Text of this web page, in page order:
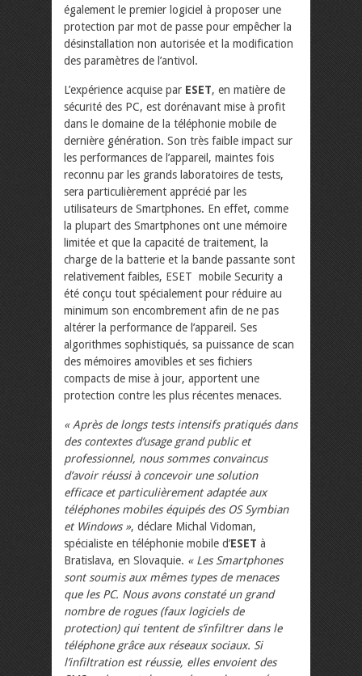
également le premier logiciel à proposer une
protection par mot de passe pour empêcher la
désinstallation non autorisée et la modification
des paramètres de l’antivol.
L’expérience acquise par ESET, en matière de
sécurité des PC, est dorénavant mise à profit
dans le domaine de la téléphonie mobile de
dernière génération. Son très faible impact sur
les performances de l’appareil, maintes fois
reconnu par les grands laboratoires de tests,
sera particulièrement apprécié par les
utilisateurs de Smartphones. En effet, comme
la plupart des Smartphones ont une mémoire
limitée et que la capacité de traitement, la
charge de la batterie et la bande passante sont
relativement faibles, ESET mobile Security a
été conçu tout spécialement pour réduire au
minimum son encombrement afin de ne pas
altérer la performance de l’appareil. Ses
algorithmes sophistiqués, sa puissance de scan
des mémoires amovibles et ses fichiers
compacts de mise à jour, apportent une
protection contre les plus récentes menaces.
« Après de longs tests intensifs pratiqués dans
des contextes d’usage grand public et
professionnel, nous sommes convaincus
d’avoir réussi à concevoir une solution
efficace et particulièrement adaptée aux
téléphones mobiles équipés des OS Symbian
et Windows », déclare Michal Vidoman,
spécialiste en téléphonie mobile d’ESET à
Bratislava, en Slovaquie. « Les Smartphones
sont soumis aux mêmes types de menaces
que les PC. Nous avons constaté un grand
nombre de rogues (faux logiciels de
protection) qui tentent de s’infiltrer dans le
téléphone grâce aux réseaux sociaux. Si
l’infiltration est réussie, elles envoient des